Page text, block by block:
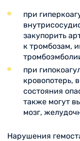
при
закупорить
к тромбозам,
при
кровопотерь,
состояния
также могут
мозг,
Нарушения